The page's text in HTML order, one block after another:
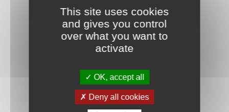
This site uses cookies
and gives you control
over what you want to
activate
OK, accept all
Deny all cookies